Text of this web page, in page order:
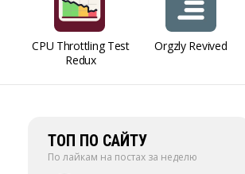
CPU Throttling Test
Redux
Orgzly Revived
ТОП ПО САЙТУ
По лайкам на постах за неделю